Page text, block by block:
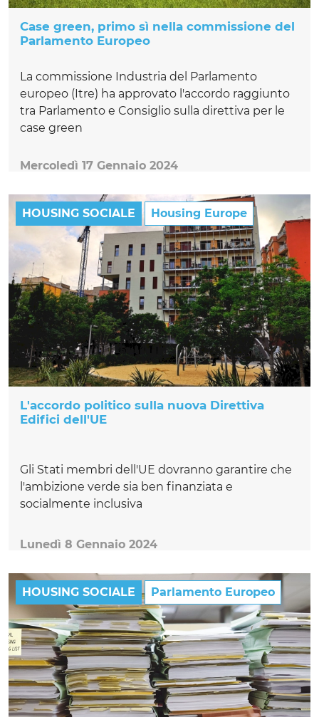
Case green, primo sì nella commissione del
Parlamento Europeo
La commissione Industria del Parlamento
europeo (Itre) ha approvato l'accordo raggiunto
tra Parlamento e Consiglio sulla direttiva per le
case green
Mercoledì 17 Gennaio 2024
HOUSING SOCIALE Housing Europe
L'accordo politico sulla nuova Direttiva
Edifici dell'UE
Gli Stati membri dell'UE dovranno garantire che
l'ambizione verde sia ben finanziata e
socialmente inclusiva
Lunedì 8 Gennaio 2024
HOUSING SOCIALE Parlamento Europeo